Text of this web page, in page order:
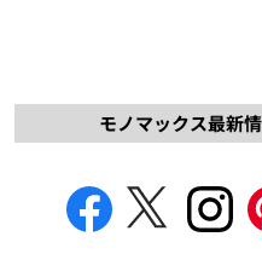
モノマックス最新